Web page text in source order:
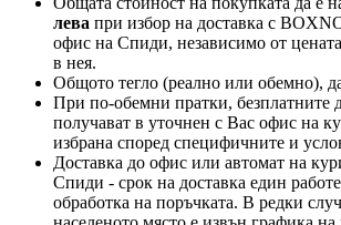
лева при избор на доставка с
офис на Спиди, независимо от
в нея.
Общото тегло (реално или обемно),
При по-обемни пратки, безплатните
получават в уточнен с Вас офис на
избрана според специфичните и
Доставка до офис или автомат на
Спиди - срок на доставка един
обработка на поръчката. В редки